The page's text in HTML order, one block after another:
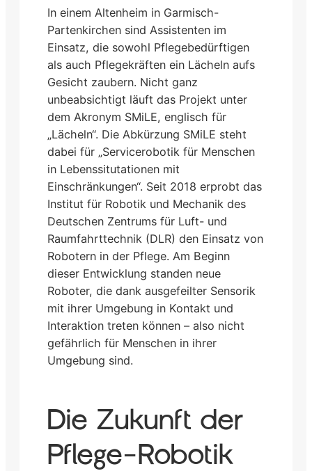
In einem Altenheim in Garmisch-
Partenkirchen sind Assistenten im
Einsatz, die sowohl Pflegebedürftigen
als auch Pflegekräften ein Lächeln aufs
Gesicht zaubern. Nicht ganz
unbeabsichtigt läuft das Projekt unter
dem Akronym SMiLE, englisch für
„Lächeln“. Die Abkürzung SMiLE steht
dabei für „Servicerobotik für Menschen
in Lebenssitutationen mit
Einschränkungen“. Seit 2018 erprobt das
Institut für Robotik und Mechanik des
Deutschen Zentrums für Luft- und
Raumfahrttechnik (DLR) den Einsatz von
Robotern in der Pflege. Am Beginn
dieser Entwicklung standen neue
Roboter, die dank ausgefeilter Sensorik
mit ihrer Umgebung in Kontakt und
Interaktion treten können – also nicht
gefährlich für Menschen in ihrer
Umgebung sind.
Die Zukunft der
Pflege-Robotik